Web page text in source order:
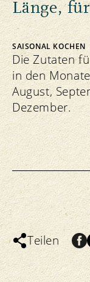
Länge,
SAISONAL KOCHEN
Die Zutaten
in den
August,
Dezember.
Teilen